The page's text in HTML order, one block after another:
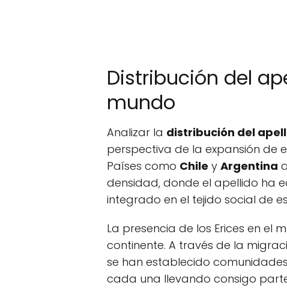
Distribución del
mundo
Analizar la distribución del
perspectiva de la expansión de
Países como Chile y Argentina
densidad, donde el apellido ha
integrado en el tejido social de
La presencia de los Erices en el
continente. A través de la
se han establecido
cada una llevando consigo